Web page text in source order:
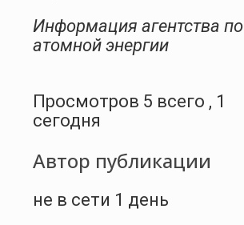
Информация агентства по
атомной энергии
Просмотров 5 всего , 1
сегодня
Автор публикации
не в сети 1 день